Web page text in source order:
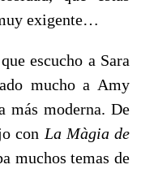
exigente…
escucho a Sara
mucho a Amy
más moderna. De
con La Màgia de
muchos temas de